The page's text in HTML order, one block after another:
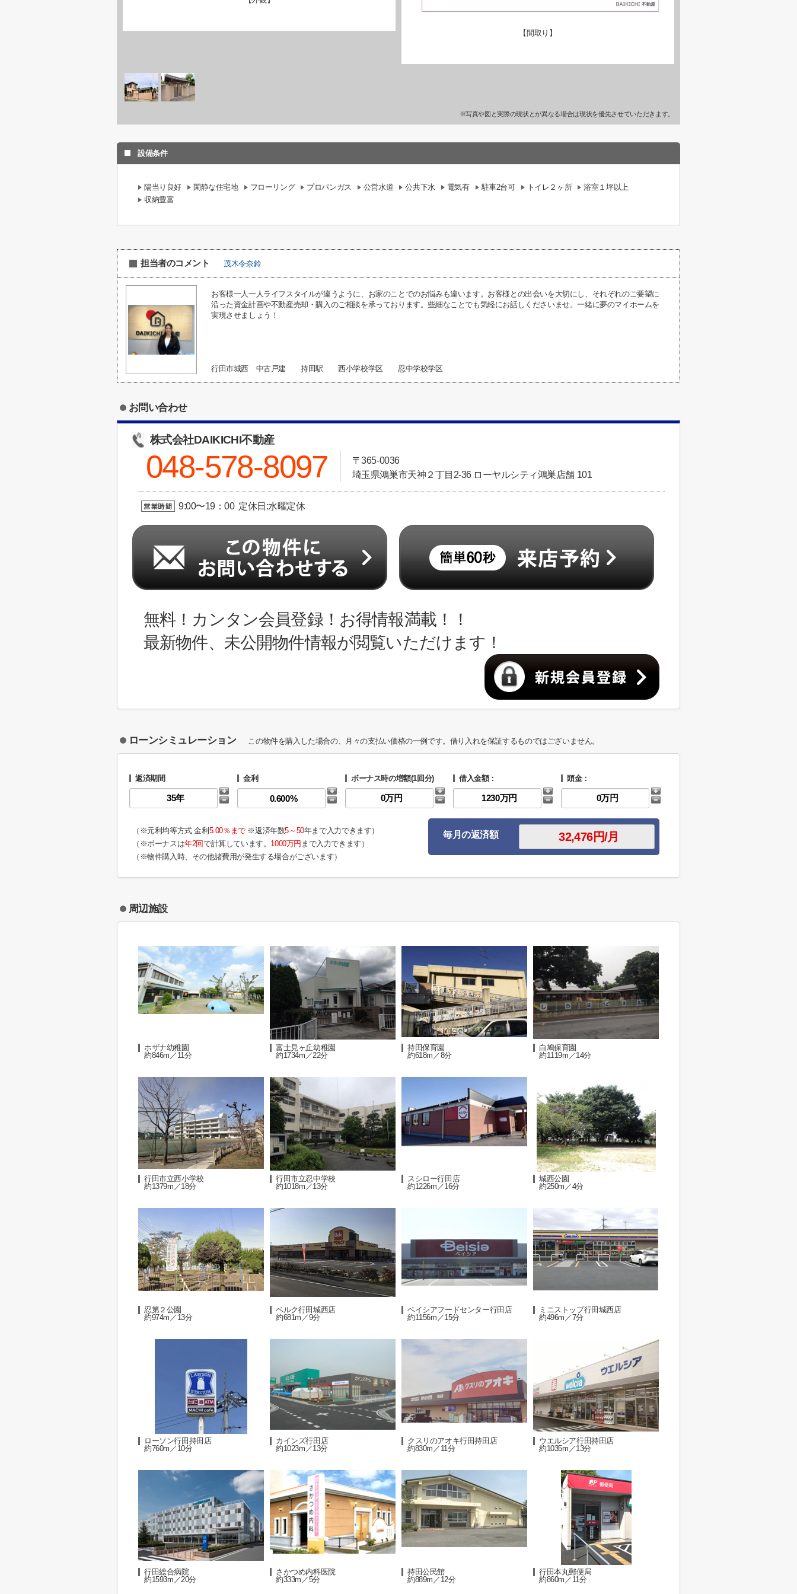
【間取り】
※写真や図と実際の現状とが異なる場合は現状を優先させていただきます。
設備条件
陽当り良好 閑静な住宅地 フローリング プロパンガス 公営水道 公共下水 電気有 駐車2台可 トイレ２ヶ所
浴室１坪以上
収納豊富
担当者のコメント 茂木令奈鈴
お客様一人一人ライフスタイルが違うように、お家のことでのお悩みも違います。お客様との出会いを大切にし、それぞれのご要望に
沿った資金計画や不動産売却・購入のご相談を承っております。些細なことでも気軽にお話しくださいませ。一緒に夢のマイホームを
実現させましょう！
行田市城西 中古戸建 持田駅 西小学校学区 忍中学校学区
お問い合わせ
株式会社DAIKICHI不動産
048-578-8097
〒365-0036
埼玉県鴻巣市天神２丁目2-36 ローヤルシティ鴻巣店舗 101
9:00〜19：00 定休日:水曜定休
無料！カンタン会員登録！お得情報満載！！
最新物件、未公開物件情報が閲覧いただけます！
ローンシミュレーション この物件を購入した場合の、月々の支払い価格の一例です。借り入れを保証するものではございません。
返済期間 金利 ボーナス時の増額(1回分) 借入金額： 頭金：
（※元利均等方式 金利 5.00％まで※返済年数5～50年まで入力できます）
（※ボーナスは年2回で計算しています。 1000万円 まで入力できます）
（※物件購入時、その他諸費用が発生する場合がございます）
毎月の返済額
周辺施設
ホザナ幼稚園
約846m／11分
富士見ヶ丘幼稚園
約1734m／22分
持田保育園
約618m／8分
白鳩保育園
約1119m／14分
行田市立西小学校
約1379m／18分
行田市立忍中学校
約1018m／13分
スシロー行田店
約1226m／16分
城西公園
約250m／4分
忍第２公園
約974m／13分
ベルク行田城西店
約681m／9分
ベイシアフードセンター行田店
約1156m／15分
ミニストップ行田城西店
約496m／7分
ローソン行田持田店
約760m／10分
カインズ行田店
約1023m／13分
クスリのアオキ行田持田店
約830m／11分
ウエルシア行田持田店
約1035m／13分
行田総合病院
約1593m／20分
さかつめ内科医院
約333m／5分
持田公民館
約889m／12分
行田本丸郵便局
約860m／11分